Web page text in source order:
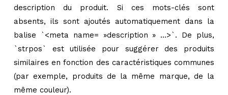
description du produit. Si ces mots-clés sont
absents, ils sont ajoutés automatiquement dans la
balise `<meta name= »description » …>`. De plus,
`strpos` est utilisée pour suggérer des produits
similaires en fonction des caractéristiques communes
(par exemple, produits de la même marque, de la
même couleur).